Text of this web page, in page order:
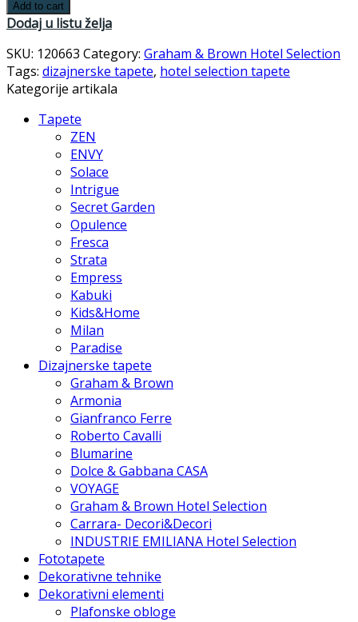
Add to cart
Dodaj u listu želja
SKU: 120663 Category: Graham & Brown Hotel Selection
Tags: dizajnerske tapete, hotel selection tapete
Kategorije artikala
Tapete
ZEN
ENVY
Solace
Intrigue
Secret Garden
Opulence
Fresca
Strata
Empress
Kabuki
Kids&Home
Milan
Paradise
Dizajnerske tapete
Graham & Brown
Armonia
Gianfranco Ferre
Roberto Cavalli
Blumarine
Dolce & Gabbana CASA
VOYAGE
Graham & Brown Hotel Selection
Carrara- Decori&Decori
INDUSTRIE EMILIANA Hotel Selection
Fototapete
Dekorativne tehnike
Dekorativni elementi
Plafonske obloge